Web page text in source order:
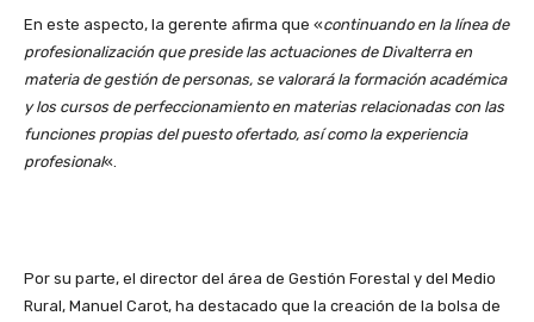
En este aspecto, la gerente afirma que «continuando en la línea de
profesionalización que preside las actuaciones de Divalterra en
materia de gestión de personas, se valorará la formación académica
y los cursos de perfeccionamiento en materias relacionadas con las
funciones propias del puesto ofertado, así como la experiencia
profesional«.
Por su parte, el director del área de Gestión Forestal y del Medio
Rural, Manuel Carot, ha destacado que la creación de la bolsa de